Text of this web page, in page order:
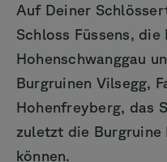
Auf Deiner
Schloss Füssens, die
Hohenschwanggau
Burgruinen Vilsegg,
Hohenfreyberg, das
zuletzt die Burgruine
können.